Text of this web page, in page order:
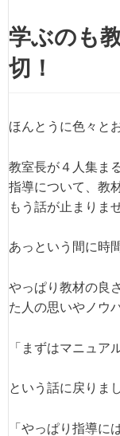
学ぶのも
切！
ほんとうに色々と
教室長が４人集まる
指導について、教
もう話が止まりま
あっという間に時
やっぱり教材の良
た人の思いやノウ
「まずはマニュア
という話に戻りま
「やっぱり指導に